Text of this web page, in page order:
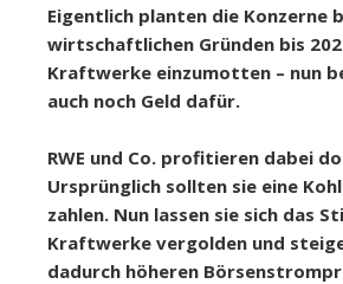
Eigentlich planten die Konzerne
wirtschaftlichen Gründen bis
Kraftwerke einzumotten – nun
auch noch Geld dafür.
RWE und Co. profitieren dabei
Ursprünglich sollten sie eine
zahlen. Nun lassen sie sich das
Kraftwerke vergolden und
dadurch höheren